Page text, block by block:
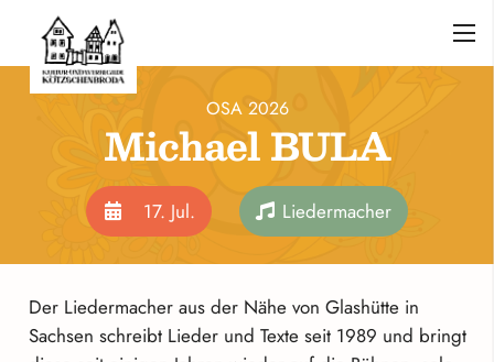
OSA 2026
Michael BULA
17. Jul. Liedermacher
Der Liedermacher aus der Nähe von Glashütte in
Sachsen schreibt Lieder und Texte seit 1989 und bringt